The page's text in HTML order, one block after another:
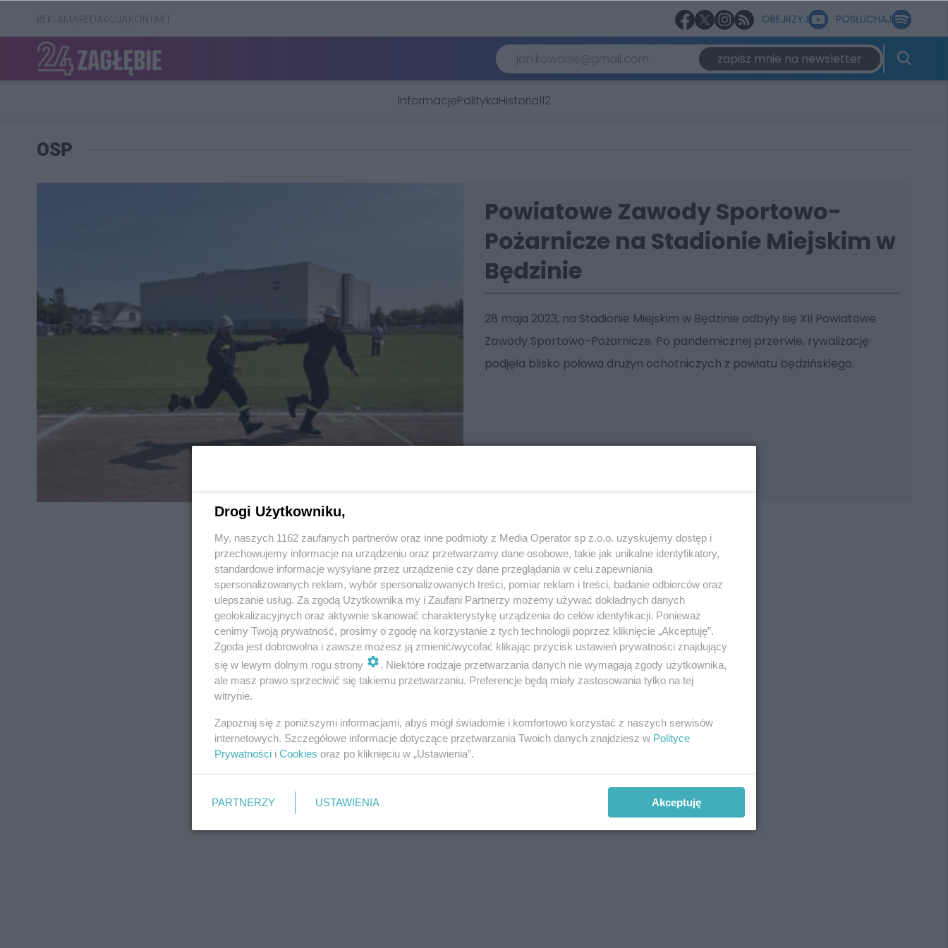
REKLAMAREDAKCJAKONTAKT OBEJRZYJ POSŁUCHAJ
zapisz mnie na newsletter
InformacjePolitykaHistoria112
OSP
Powiatowe Zawody Sportowo-
Pożarnicze na Stadionie Miejskim w
Będzinie
28 maja 2023, na Stadionie Miejskim w Będzinie odbyły się XII Powiatowe
Zawody Sportowo-Pożarnicze. Po pandemicznej przerwie, rywalizację
podjęła blisko połowa drużyn ochotniczych z powiatu będzińskiego.
REKLAMA REKLAMA
Drogi Użytkowniku,
My, naszych 1162 zaufanych partnerów oraz inne podmioty z Media Operator sp z.o.o. uzyskujemy dostęp i
przechowujemy informacje na urządzeniu oraz przetwarzamy dane osobowe, takie jak unikalne identyfikatory,
standardowe informacje wysyłane przez urządzenie czy dane przeglądania w celu zapewniania
spersonalizowanych reklam, wybór spersonalizowanych treści, pomiar reklam i treści, badanie odbiorców oraz
ulepszanie usług. Za zgodą Użytkownika my i Zaufani Partnerzy możemy używać dokładnych danych
geolokalizacyjnych oraz aktywnie skanować charakterystykę urządzenia do celów identyfikacji. Ponieważ
cenimy Twoją prywatność, prosimy o zgodę na korzystanie z tych technologii poprzez kliknięcie „Akceptuję”.
Zgoda jest dobrowolna i zawsze możesz ją zmienić/wycofać klikając przycisk ustawień prywatności znajdujący
się w lewym dolnym rogu strony
. Niektóre rodzaje przetwarzania danych nie wymagają zgody użytkownika,
ale masz prawo sprzeciwić się takiemu przetwarzaniu. Preferencje będą miały zastosowania tylko na tej
witrynie.
Zapoznaj się z poniższymi informacjami, abyś mógł świadomie i komfortowo korzystać z naszych serwisów
internetowych. Szczegółowe informacje dotyczące przetwarzania Twoich danych znajdziesz w Polityce
Prywatności i Cookies oraz po kliknięciu w „Ustawienia”.
PARTNERZY USTAWIENIA Akceptuję